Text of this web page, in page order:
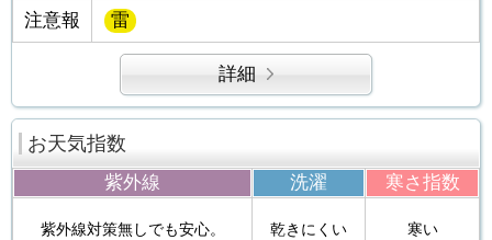
注意報 雷
詳細
お天気指数
紫外線 洗濯 寒さ指数
紫外線対策無しでも安心。 乾きにくい 寒い